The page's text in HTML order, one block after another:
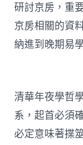
研討京房，重
京房相關的資
納進到晚期易
清華年夜學哲
系，起首必須
必定意味著揲